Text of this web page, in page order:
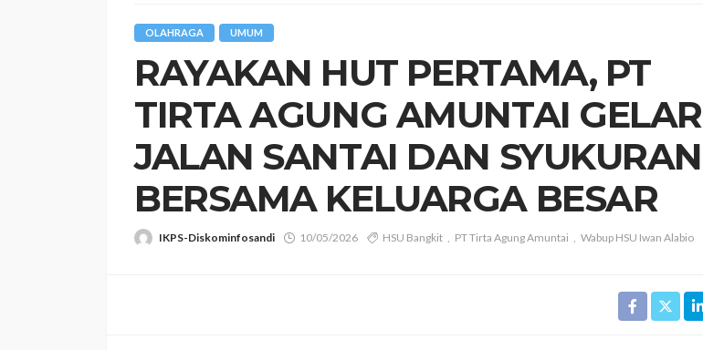
OLAHRAGA UMUM
RAYAKAN HUT PERTAMA, PT
TIRTA AGUNG AMUNTAI GELAR
JALAN SANTAI DAN SYUKURAN
BERSAMA KELUARGA BESAR
IKPS-Diskominfosandi 10/05/2026 HSU Bangkit PT Tirta Agung Amuntai Wabup HSU Iwan Alabio